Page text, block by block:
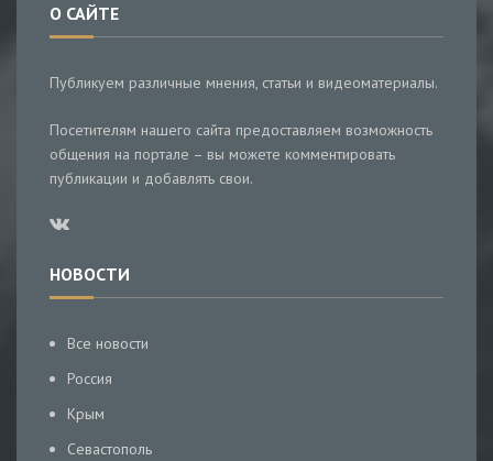
О САЙТЕ
Публикуем различные мнения, статьи и видеоматериалы.
Посетителям нашего сайта предоставляем возможность
общения на портале – вы можете комментировать
публикации и добавлять свои.
НОВОСТИ
Все новости
Россия
Крым
Севастополь